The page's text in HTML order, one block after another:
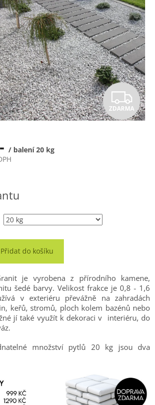
Z
D
ZDARMA
/ balení 20 kg
Přidat do košíku
je vyrobena z přírodního kamene,
šedé barvy. Velikost frakce je 0,8 - 1,6
v exteriéru převážně na zahradách
keřů, stromů, ploch kolem bazénů nebo
jí také využít k dekoraci v interiéru, do
množství pytlů 20 kg jsou dva